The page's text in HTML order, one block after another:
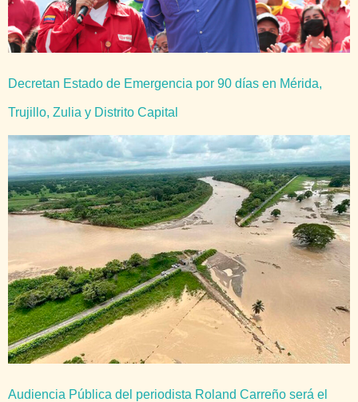
Decretan Estado de Emergencia por 90 días en Mérida,
Trujillo, Zulia y Distrito Capital
Audiencia Pública del periodista Roland Carreño será el